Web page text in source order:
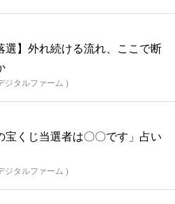
選】外れ続ける流れ、ここで断
ジタルファーム )
宝くじ当選者は〇〇です」占い
ジタルファーム )